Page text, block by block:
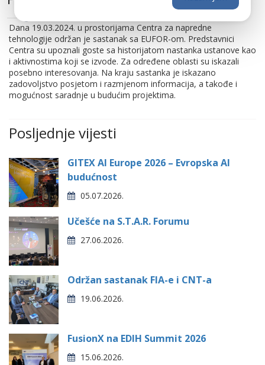
Dana 19.03.2024. u prostorijama Centra za napredne
tehnologije održan je sastanak sa EUFOR-om. Predstavnici
Centra su upoznali goste sa historijatom nastanka ustanove kao
i aktivnostima koji se izvode. Za određene oblasti su iskazali
posebno interesovanja. Na kraju sastanka je iskazano
zadovoljstvo posjetom i razmjenom informacija, a takođe i
mogućnost saradnje u budućim projektima.
Posljednje vijesti
GITEX AI Europe 2026 – Evropska AI
budućnost
05.07.2026.
Učešće na S.T.A.R. Forumu
27.06.2026.
Održan sastanak FIA-e i CNT-a
19.06.2026.
FusionX na EDIH Summit 2026
15.06.2026.